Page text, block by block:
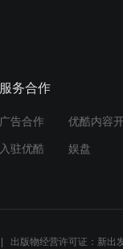
服务合作
广告合作 优酷内容
入驻优酷 娱盘
出版物经营许可证：新出